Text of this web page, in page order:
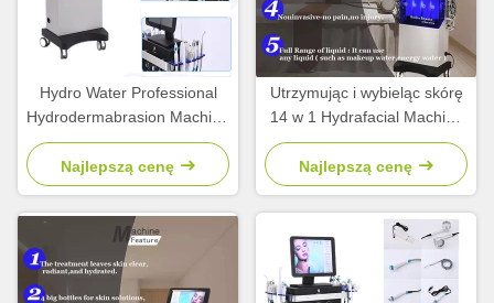
Hydro Water Professional
Hydrodermabrasion Machine
do odmłodzenia skóry
Najlepszą cenę
Utrzymując i wybieląc skórę
14 w 1 Hydrafacial Machine
Diamond Microdermabrasion
Najlepszą cenę